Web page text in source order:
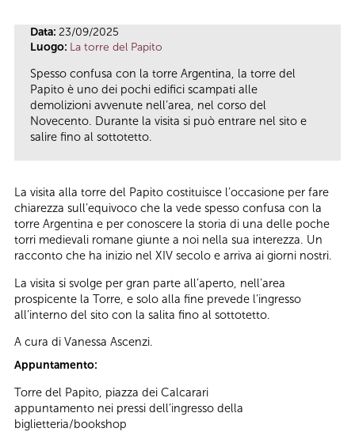
Data: 23/09/2025
Luogo: La torre del Papito
Spesso confusa con la torre Argentina, la torre del
Papito è uno dei pochi edifici scampati alle
demolizioni avvenute nell’area, nel corso del
Novecento. Durante la visita si può entrare nel sito e
salire fino al sottotetto.
La visita alla torre del Papito costituisce l’occasione per fare
chiarezza sull’equivoco che la vede spesso confusa con la
torre Argentina e per conoscere la storia di una delle poche
torri medievali romane giunte a noi nella sua interezza. Un
racconto che ha inizio nel XIV secolo e arriva ai giorni nostri.
La visita si svolge per gran parte all’aperto, nell’area
prospicente la Torre, e solo alla fine prevede l’ingresso
all’interno del sito con la salita fino al sottotetto.
A cura di Vanessa Ascenzi.
Appuntamento:
Torre del Papito, piazza dei Calcarari
appuntamento nei pressi dell’ingresso della
biglietteria/bookshop